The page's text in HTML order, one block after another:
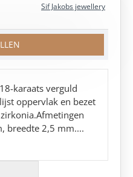
Sif Jakobs jewellery
karaats verguld
oppervlak en bezet
breedte 2,5 mm....